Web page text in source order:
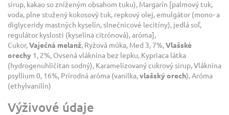
sirup, kakao so zníženým obsahom tuku), Margarín [palmový tuk,
voda, plne stužený kokosový tuk, repkový olej, emulgátor (mono- a
diglyceridy mastných kyselín, slnečnicové lecitíny), jedlá soľ,
regulátor kyslosti (kyselina citrónová), aróma],
Cukor,Vaječná melanž, Ryžová múka, Med 3, 7%,Vlašské
orechy 1, 2%, Ovsená vláknina bez lepku, Kypriaca látka
(hydrogenuhličitan sodný), Karamelizovaný cukrový sirup, Vláknina
psyllium 0, 16%, Prírodná aróma (vanilka,vlašský orech), Aróma
(ethylvanilín)
Výživové údaje